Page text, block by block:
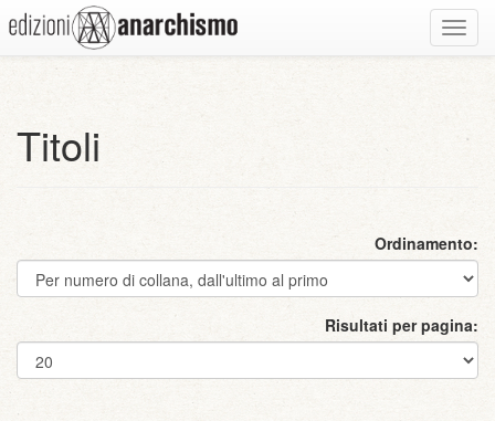
Titoli
Ordinamento:
Risultati per pagina: